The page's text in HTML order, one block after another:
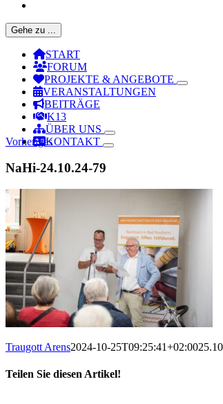
Gehe zu ...
START
FORUM
PROJEKTE & ANGEBOTE
VERANSTALTUNGEN
BEITRÄGE
K13
ÜBER UNS
KONTAKT
Vorheriges
NaHi-24.10.24-79
Traugott Arens2024-10-25T09:25:41+02:00
Teilen Sie diesen Artikel!